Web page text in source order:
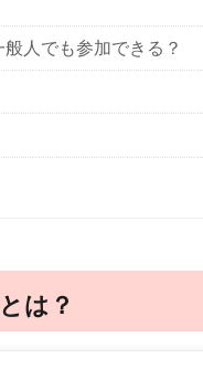
人でも参加できる？
は？